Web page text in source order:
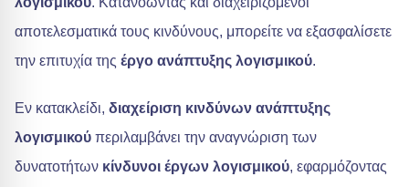
αποτελεσματικά τους κινδύνους, μπορείτε να εξασφαλίσετε
την επιτυχία της έργο ανάπτυξης λογισμικού.
Εν κατακλείδι, διαχείριση κινδύνων ανάπτυξης
λογισμικού περιλαμβάνει την αναγνώριση των
δυνατοτήτων κίνδυνοι έργων λογισμικού, εφαρμόζοντας